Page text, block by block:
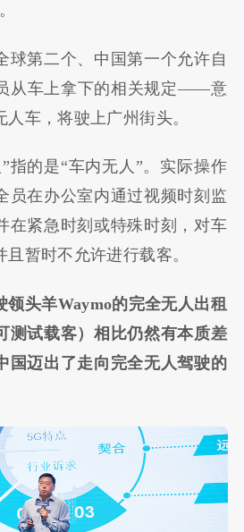
球第二个、中国第一个允许自
从车上拿下的相关规定——意
车，将驶上广州街头。
指的是“车内无人”。实际操作
员在办公室内通过视频时刻监
在紧急时刻或特殊时刻，对车
暂时不允许进行载客。
领头羊Waymo的完全无人出租
测试载客）相比仍然有本质差
国迈出了走向完全无人驾驶的